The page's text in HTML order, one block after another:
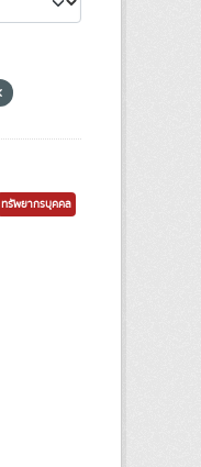
ทรัพยากรบุคคล